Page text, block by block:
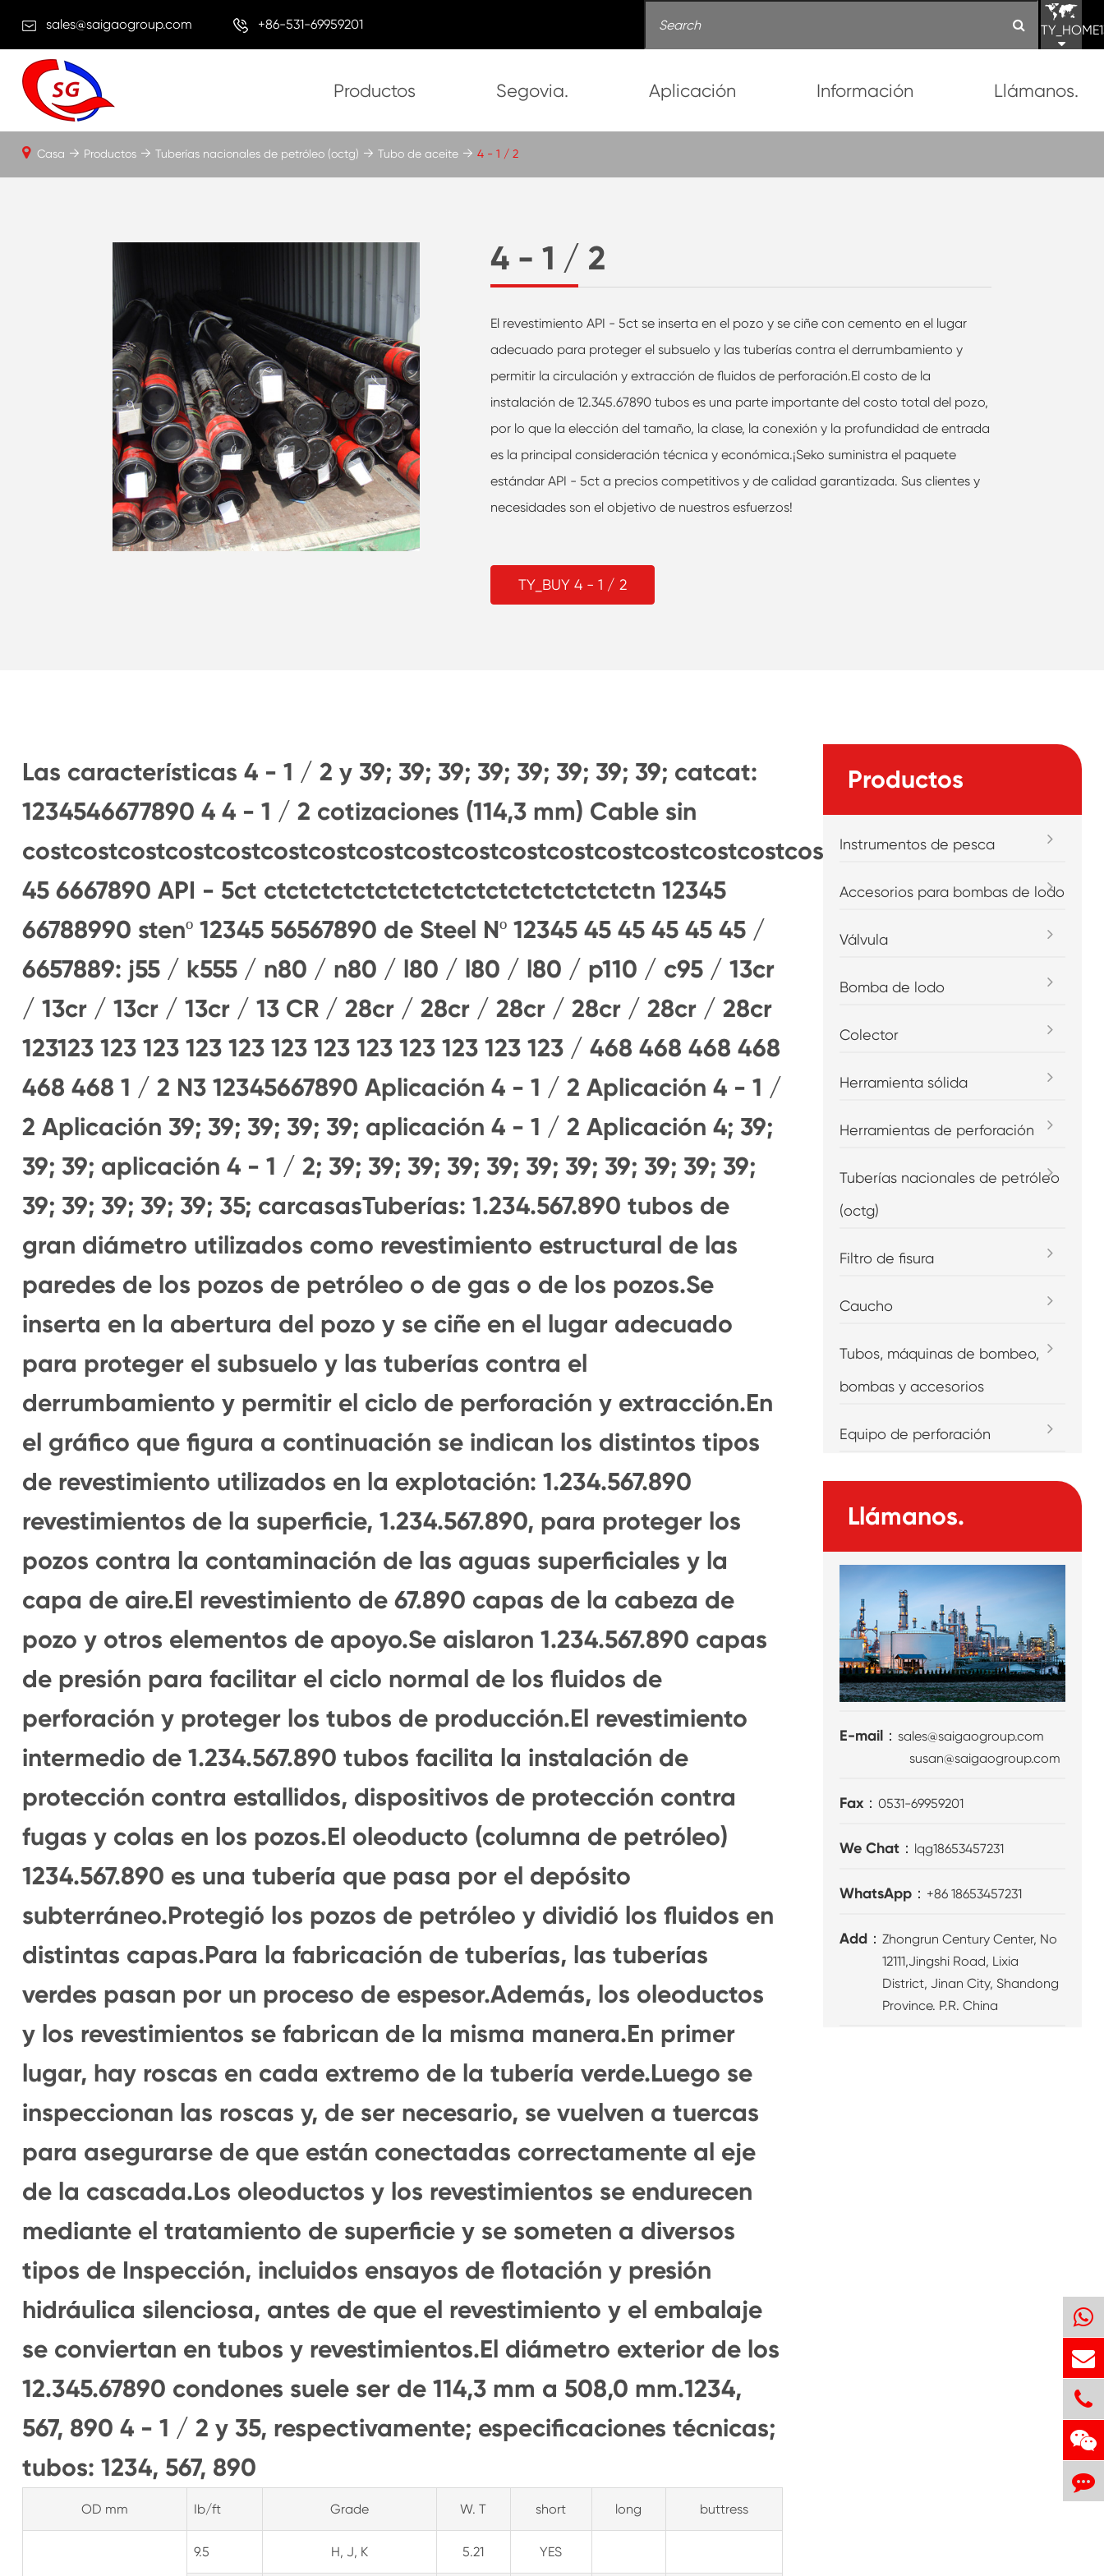
sales@saigaogroup.com +86-531-69959201
Productos Segovia. Aplicación Información Llámanos.
4 - 1 / 2
El revestimiento API - 5ct se inserta en el pozo y se ciñe con cemento en el lugar
adecuado para proteger el subsuelo y las tuberías contra el derrumbamiento y
permitir la circulación y extracción de fluidos de perforación.El costo de la
instalación de 12.345.67890 tubos es una parte importante del costo total del pozo,
por lo que la elección del tamaño, la clase, la conexión y la profundidad de entrada
es la principal consideración técnica y económica.¡Seko suministra el paquete
estándar API - 5ct a precios competitivos y de calidad garantizada. Sus clientes y
necesidades son el objetivo de nuestros esfuerzos!
TY_BUY 4 - 1 / 2
Casa Productos Tuberías nacionales de petróleo (octg) Tubo de aceite 4 - 1 / 2
Las características 4 - 1 / 2 y 39; 39; 39; 39; 39; 39; 39; 39; catcat:
1234546677890 4 4 - 1 / 2 cotizaciones (114,3 mm) Cable sin
costcostcostcostcostcostcostcostcostcostcostcostcostcostcostcostcost123
45 6667890 API - 5ct ctctctctctctctctctctctctctctctctctn 12345
66788990 stenº 12345 56567890 de Steel Nº 12345 45 45 45 45 45 /
6657889: j55 / k555 / n80 / n80 / l80 / l80 / l80 / p110 / c95 / 13cr
/ 13cr / 13cr / 13cr / 13 CR / 28cr / 28cr / 28cr / 28cr / 28cr / 28cr
123123 123 123 123 123 123 123 123 123 123 123 123 / 468 468 468 468
468 468 1 / 2 N3 12345667890 Aplicación 4 - 1 / 2 Aplicación 4 - 1 /
2 Aplicación 39; 39; 39; 39; 39; aplicación 4 - 1 / 2 Aplicación 4; 39;
39; 39; aplicación 4 - 1 / 2; 39; 39; 39; 39; 39; 39; 39; 39; 39; 39; 39;
39; 39; 39; 39; 39; 35; carcasasTuberías: 1.234.567.890 tubos de
gran diámetro utilizados como revestimiento estructural de las
paredes de los pozos de petróleo o de gas o de los pozos.Se
inserta en la abertura del pozo y se ciñe en el lugar adecuado
para proteger el subsuelo y las tuberías contra el
derrumbamiento y permitir el ciclo de perforación y extracción.En
el gráfico que figura a continuación se indican los distintos tipos
de revestimiento utilizados en la explotación: 1.234.567.890
revestimientos de la superficie, 1.234.567.890, para proteger los
pozos contra la contaminación de las aguas superficiales y la
capa de aire.El revestimiento de 67.890 capas de la cabeza de
pozo y otros elementos de apoyo.Se aislaron 1.234.567.890 capas
de presión para facilitar el ciclo normal de los fluidos de
perforación y proteger los tubos de producción.El revestimiento
intermedio de 1.234.567.890 tubos facilita la instalación de
protección contra estallidos, dispositivos de protección contra
fugas y colas en los pozos.El oleoducto (columna de petróleo)
1234.567.890 es una tubería que pasa por el depósito
subterráneo.Protegió los pozos de petróleo y dividió los fluidos en
distintas capas.Para la fabricación de tuberías, las tuberías
verdes pasan por un proceso de espesor.Además, los oleoductos
y los revestimientos se fabrican de la misma manera.En primer
lugar, hay roscas en cada extremo de la tubería verde.Luego se
inspeccionan las roscas y, de ser necesario, se vuelven a tuercas
para asegurarse de que están conectadas correctamente al eje
de la cascada.Los oleoductos y los revestimientos se endurecen
mediante el tratamiento de superficie y se someten a diversos
tipos de Inspección, incluidos ensayos de flotación y presión
hidráulica silenciosa, antes de que el revestimiento y el embalaje
se conviertan en tubos y revestimientos.El diámetro exterior de los
12.345.67890 condones suele ser de 114,3 mm a 508,0 mm.1234,
567, 890 4 - 1 / 2 y 35, respectivamente; especificaciones técnicas;
tubos: 1234, 567, 890
OD mm Ib/ft Grade W. T short long buttress
9.5 H, J, K 5.21 YES
Productos
Instrumentos de pesca
Accesorios para bombas de lodo
Válvula
Bomba de lodo
Colector
Herramienta sólida
Herramientas de perforación
Tuberías nacionales de petróleo
(octg)
Filtro de fisura
Caucho
Tubos, máquinas de bombeo,
bombas y accesorios
Equipo de perforación
Llámanos.
E-mail：sales@saigaogroup.com
susan@saigaogroup.com
Fax：0531-69959201
We Chat： lqg18653457231
WhatsApp： +86 18653457231
Add：Zhongrun Century Center, No
12111,Jingshi Road, Lixia
District, Jinan City, Shandong
Province. P.R. China